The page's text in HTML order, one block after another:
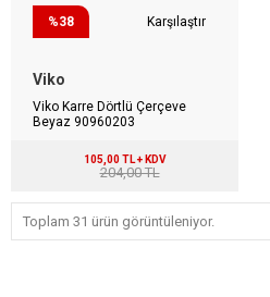
%38 Karşılaştır
Viko
Viko Karre Dörtlü Çerçeve
Beyaz 90960203
105,00 TL + KDV
204,00 TL
Toplam 31 ürün görüntüleniyor.